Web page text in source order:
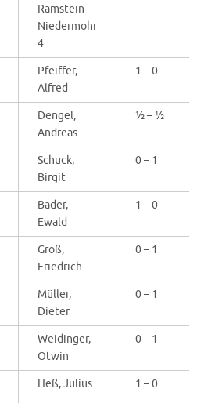
Ramstein-
Niedermohr
4
Pfeiffer,
Alfred
1 – 0
Dengel,
Andreas
½ – ½
Schuck,
Birgit
0 – 1
Bader,
Ewald
1 – 0
Groß,
Friedrich
0 – 1
Müller,
Dieter
0 – 1
Weidinger,
Otwin
0 – 1
Heß, Julius 1 – 0